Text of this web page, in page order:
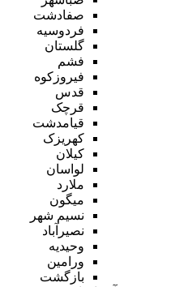
صفادشت
فردوسیه
گلستان
فشم
فیروزکوه
قدس
قرچک
قیامدشت
کهریزک
کیلان
لواسان
ملارد
میگون
نسیم شهر
نصیرآباد
وحیدیه
ورامین
بازگشت